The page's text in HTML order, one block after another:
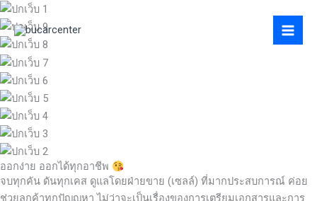
Skip
to
content
ออกง่าย ออกได้ทุกอาชีพ
จบทุกคัน ดันทุกเคส ดูแลโดยฝ่ายขาย (เซลล์) ที่มากประสบการณ์ ค่อย
ช่วยลูกค้าทุกปัญญหา ไม่ว่าจะเป็นเรื่องของการเตรียมเอกสารและการ